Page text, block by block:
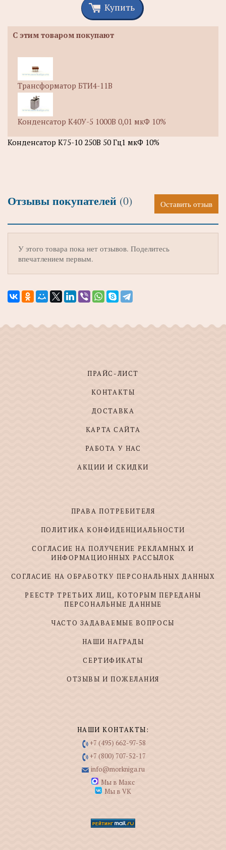
Купить
С этим товаром покупают
Трансформатор БТИ4-11В
Конденсатор К40У-5 1000В 0,01 мкФ 10%
Конденсатор К75-10 250В 50 Гц1 мкФ 10%
Отзывы покупателей (0) Оставить отзыв
У этого товара пока нет отзывов. Поделитесь
впечатлением первым.
ПРАЙС-ЛИСТ
КОНТАКТЫ
ДОСТАВКА
КАРТА САЙТА
РАБОТА У НАС
АКЦИИ И СКИДКИ
ПРАВА ПОТРЕБИТЕЛЯ
ПОЛИТИКА КОНФИДЕНЦИАЛЬНОСТИ
СОГЛАСИЕ НА ПОЛУЧЕНИЕ РЕКЛАМНЫХ И
ИНФОРМАЦИОННЫХ РАССЫЛОК
СОГЛАСИЕ НА ОБРАБОТКУ ПЕРСОНАЛЬНЫХ ДАННЫХ
РЕЕСТР ТРЕТЬИХ ЛИЦ, КОТОРЫМ ПЕРЕДАНЫ
ПЕРСОНАЛЬНЫЕ ДАННЫЕ
ЧАСТО ЗАДАВАЕМЫЕ ВОПРОСЫ
НАШИ НАГРАДЫ
СЕРТИФИКАТЫ
ОТЗЫВЫ И ПОЖЕЛАНИЯ
НАШИ КОНТАКТЫ:
+7 (495) 662-97-58
+7 (800) 707-52-17
info@morkniga.ru
Мы в Макс
Мы в VK